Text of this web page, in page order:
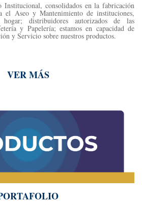
Institucional, consolidados en la fabricación
el Aseo y Mantenimiento de instituciones,
distribuidores autorizados de las
y Papelería; estamos en capacidad de
y Servicio sobre nuestros productos.
VER MÁS